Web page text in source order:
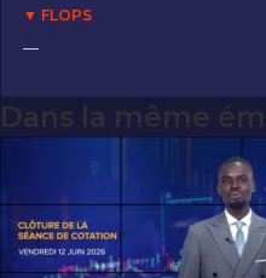
▼ FLOPS
—
Dans la même